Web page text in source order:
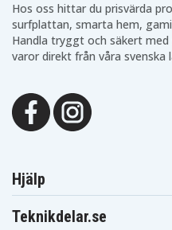
Hos oss hittar du prisvärda
surfplattan, smarta hem,
Handla tryggt och säkert med
varor direkt från våra svenska
Hjälp
Teknikdelar.se